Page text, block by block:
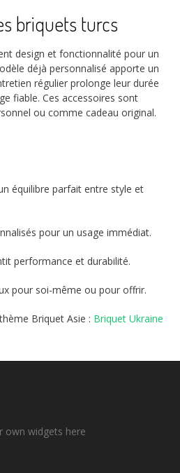
briquets turcs
design et fonctionnalité pour un
déjà personnalisé apporte un
régulier prolonge leur durée
fiable. Ces accessoires sont
ou comme cadeau original.
équilibre parfait entre style et
pour un usage immédiat.
performance et durabilité.
pour soi-même ou pour offrir.
Briquet Asie : Briquet Ukraine
own widgets here